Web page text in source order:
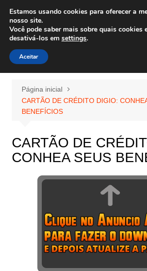
para
conteúdo
Wiley Wales
corais algas e vida marinha
Página inicial
CARTÃO DE CRÉDITO DIGIO:
BENEFÍCIOS
CARTÃO DE
CONHEA SEUS
Estamos usando cookies para oferecer a
nosso site.
Você pode saber mais sobre quais cookies
desativá-los em settings.
Aceitar